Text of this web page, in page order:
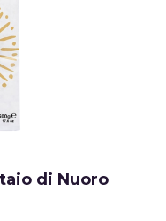
di Nuoro